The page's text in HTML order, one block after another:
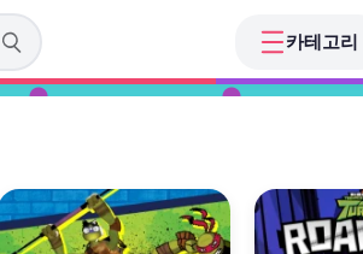
카테고리